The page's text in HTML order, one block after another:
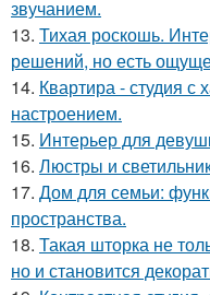
звучанием.
13. Тихая роскошь.
решений, но есть
14. Квартира - студия с
настроением.
15. Интерьер для
16. Люстры и
17. Дом для семьи:
пространства.
18. Такая шторка не
но и становится